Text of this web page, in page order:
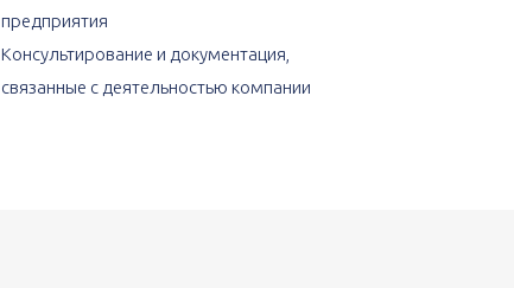
предприятия
Консультирование и документация,
связанные с деятельностью компании